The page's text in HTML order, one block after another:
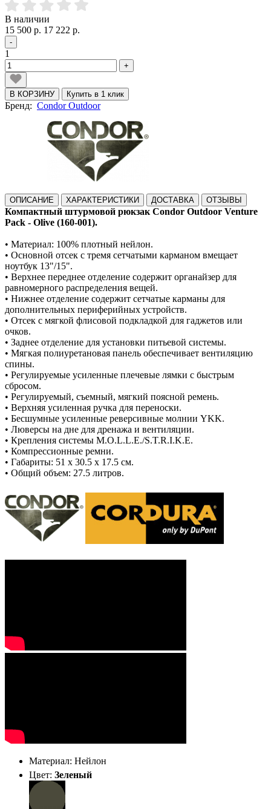
В наличии
15 500 р. 17 222 р.
-
1
+
В КОРЗИНУ Купить в 1 клик
Бренд: Condor Outdoor
ОПИСАНИЕ ХАРАКТЕРИСТИКИ ДОСТАВКА ОТЗЫВЫ
Компактный штурмовой рюкзак Condor Outdoor Venture
Pack - Olive (160-001).
• Материал: 100% плотный нейлон.
• Основной отсек с тремя сетчатыми карманом вмещает
ноутбук 13"/15".
• Верхнее переднее отделение содержит органайзер для
равномерного распределения вещей.
• Нижнее отделение содержит сетчатые карманы для
дополнительных периферийных устройств.
• Отсек с мягкой флисовой подкладкой для гаджетов или
очков.
• Заднее отделение для установки питьевой системы.
• Мягкая полиуретановая панель обеспечивает вентиляцию
спины.
• Регулируемые усиленные плечевые лямки с быстрым
сбросом.
• Регулируемый, съемный, мягкий поясной ремень.
• Верхняя усиленная ручка для переноски.
• Бесшумные усиленные реверсивные молнии YKK.
• Люверсы на дне для дренажа и вентиляции.
• Крепления системы M.O.L.L.E./S.T.R.I.K.E.
• Компрессионные ремни.
• Габариты: 51 x 30.5 x 17.5 см.
• Общий объем: 27.5 литров.
Материал: Нейлон
Цвет: Зеленый